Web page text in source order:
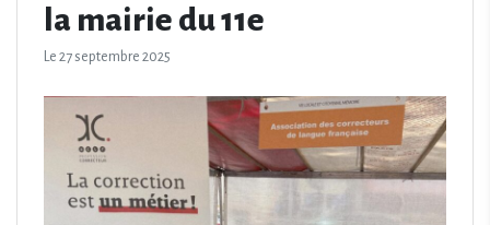
la mairie du 11e
Le 27 septembre 2025